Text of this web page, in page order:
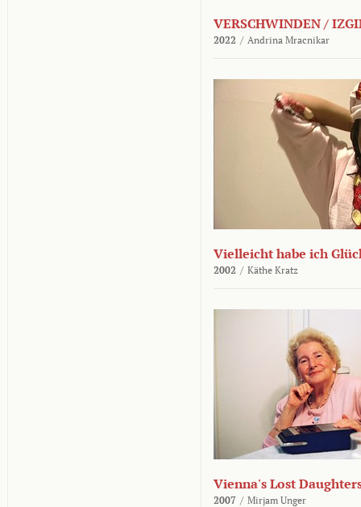
VERSCHWINDEN /
2022 / Andrina Mracnikar
Vielleicht habe ich
2002 / Käthe Kratz
Vienna's Lost
2007 / Mirjam Unger